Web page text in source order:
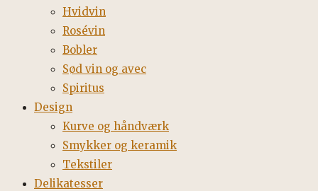
Hvidvin
Rosévin
Bobler
Sød vin og avec
Spiritus
Design
Kurve og håndværk
Smykker og keramik
Tekstiler
Delikatesser